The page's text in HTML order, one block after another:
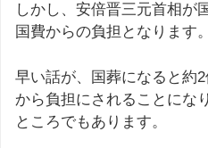
しかし、安倍晋三元首相が
国費からの負担となります。
早い話が、国葬になると約
から負担にされることにな
ところでもあります。